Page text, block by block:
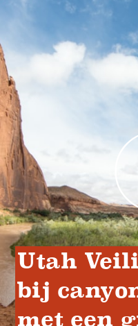
Utah
bij
met een